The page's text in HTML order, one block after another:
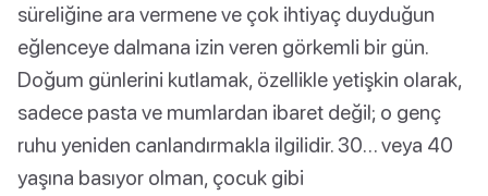
süreliğine ara vermene ve çok ihtiyaç duyduğun
eğlenceye dalmana izin veren görkemli bir gün.
Doğum günlerini kutlamak, özellikle yetişkin olarak,
sadece pasta ve mumlardan ibaret değil; o genç
ruhu yeniden canlandırmakla ilgilidir. 30… veya 40
yaşına basıyor olman, çocuk gibi